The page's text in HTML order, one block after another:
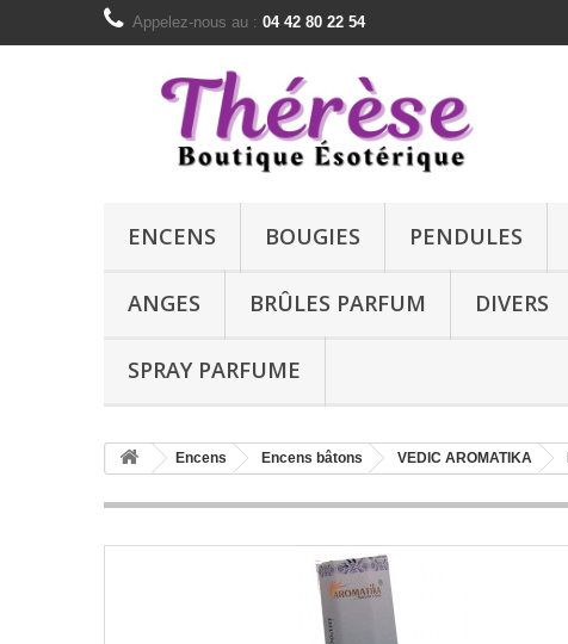
Appelez-nous au : 04 42 80 22 54
ENCENS BOUGIES PENDULES
ANGES BRÛLES PARFUM DIVERS
SPRAY PARFUME
Encens Encens bâtons VEDIC AROMATIKA